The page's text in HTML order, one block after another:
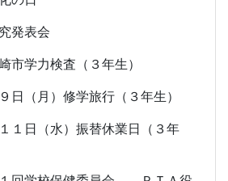
発表会
学力検査（３年生）
（月）修学旅行（３年生）
１日（水）振替休業日（３年